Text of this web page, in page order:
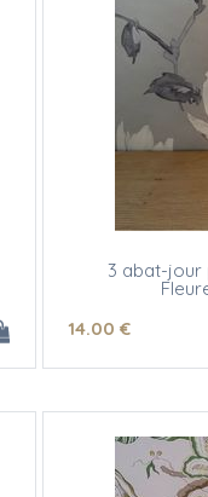
3 abat-jour
14.00 €